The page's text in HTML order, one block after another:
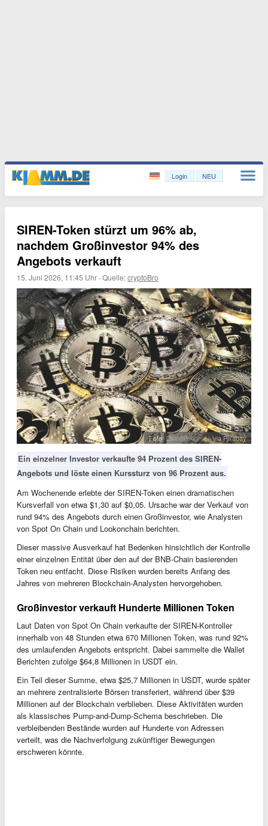
Login NEU
SIREN-Token stürzt um 96% ab,
nachdem Großinvestor 94% des
Angebots verkauft
15. Juni 2026, 11:45 Uhr ·Quelle:cryptoBro
Foto:EivindPedersenvia Pixabay
Ein einzelner Investor verkaufte 94 Prozent des SIREN-
Angebots und löste einen Kurssturz von 96 Prozent aus.
Am Wochenende erlebte der SIREN-Token einen dramatischen
Kursverfall von etwa $1,30 auf $0,05. Ursache war der Verkauf von
rund 94% des Angebots durch einen Großinvestor, wie Analysten
von Spot On Chain und Lookonchain berichten.
Dieser massive Ausverkauf hat Bedenken hinsichtlich der Kontrolle
einer einzelnen Entität über den auf der BNB-Chain basierenden
Token neu entfacht. Diese Risiken wurden bereits Anfang des
Jahres von mehreren Blockchain-Analysten hervorgehoben.
Großinvestor verkauft Hunderte Millionen Token
Laut Daten von Spot On Chain verkaufte der SIREN-Kontroller
innerhalb von 48 Stunden etwa 670 Millionen Token, was rund 92%
des umlaufenden Angebots entspricht. Dabei sammelte die Wallet
Berichten zufolge $64,8 Millionen in USDT ein.
Ein Teil dieser Summe, etwa $25,7 Millionen in USDT, wurde später
an mehrere zentralisierte Börsen transferiert, während über $39
Millionen auf der Blockchain verblieben. Diese Aktivitäten wurden
als klassisches Pump-and-Dump-Schema beschrieben. Die
verbleibenden Bestände wurden auf Hunderte von Adressen
verteilt, was die Nachverfolgung zukünftiger Bewegungen
erschweren könnte.